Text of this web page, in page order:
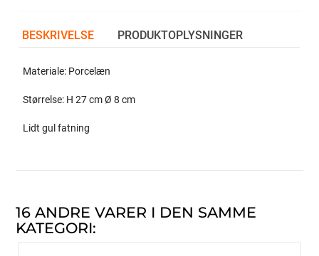
BESKRIVELSE PRODUKTOPLYSNINGER
Materiale: Porcelæn
Størrelse: H 27 cm Ø 8 cm
Lidt gul fatning
16 ANDRE VARER I DEN SAMME
KATEGORI: